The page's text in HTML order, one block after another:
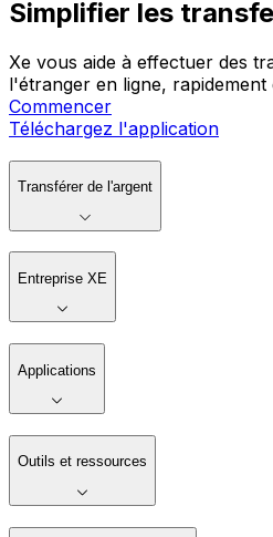
Simplifier les
Xe vous aide à effectuer des
l'étranger en ligne,
Commencer
Téléchargez l'application
Transférer de l'argent
Entreprise XE
Applications
Outils et ressources